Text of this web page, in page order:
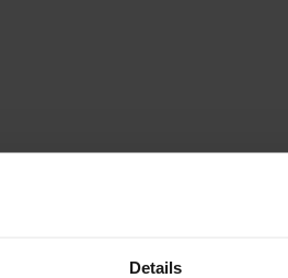
Details